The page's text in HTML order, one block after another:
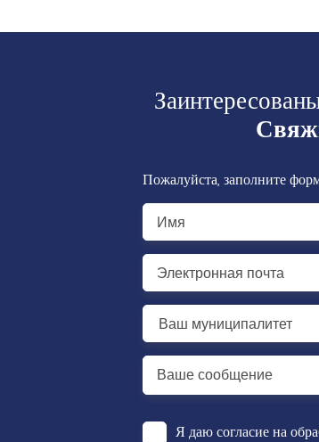
Пожалуйста, заполните
Имя
Электронная почта
Ваш муниципалитет
Ваше сообщение
Я даю согласие на